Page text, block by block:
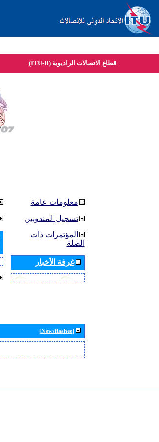
قطاع الاتصالات الراديوية (ITU-R)
معلومات عامة
تسجيل المندوبين
المؤتمرات ذات
الصلة
غرفة الأخبار
[Newsflashes]